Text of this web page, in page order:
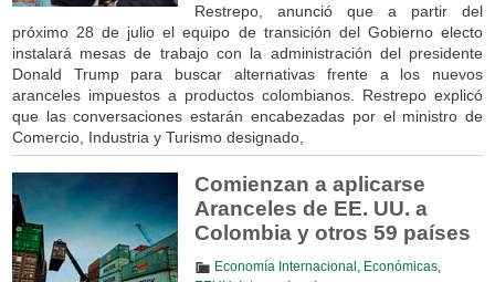
Restrepo, anunció que a partir del
próximo 28 de julio el equipo de transición del Gobierno electo
instalará mesas de trabajo con la administración del presidente
Donald Trump para buscar alternativas frente a los nuevos
aranceles impuestos a productos colombianos. Restrepo explicó
que las conversaciones estarán encabezadas por el ministro de
Comercio, Industria y Turismo designado,
Comienzan a aplicarse
Aranceles de EE. UU. a
Colombia y otros 59 países
Economía Internacional Económicas,